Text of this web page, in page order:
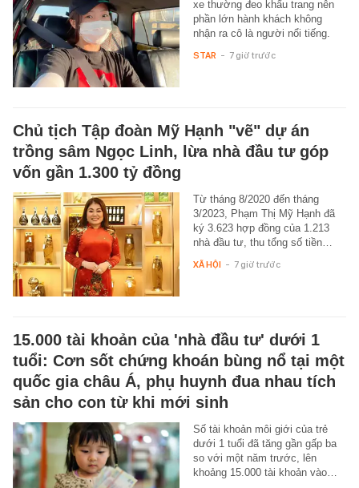
xe thường đeo khẩu trang nên
phần lớn hành khách không
nhận ra cô là người nổi tiếng.
STAR - 7 giờ trước
Chủ tịch Tập đoàn Mỹ Hạnh "vẽ" dự án
trồng sâm Ngọc Linh, lừa nhà đầu tư góp
vốn gần 1.300 tỷ đồng
Từ tháng 8/2020 đến tháng
3/2023, Phạm Thị Mỹ Hạnh đã
ký 3.623 hợp đồng của 1.213
nhà đầu tư, thu tổng số tiền…
XÃ HỘI - 7 giờ trước
15.000 tài khoản của 'nhà đầu tư' dưới 1
tuổi: Cơn sốt chứng khoán bùng nổ tại một
quốc gia châu Á, phụ huynh đua nhau tích
sản cho con từ khi mới sinh
Số tài khoản môi giới của trẻ
dưới 1 tuổi đã tăng gần gấp ba
so với một năm trước, lên
khoảng 15.000 tài khoản vào…